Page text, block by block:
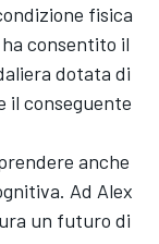
fisica
consentito il
dotata di
il conseguente
anche
Ad Alex
un futuro di